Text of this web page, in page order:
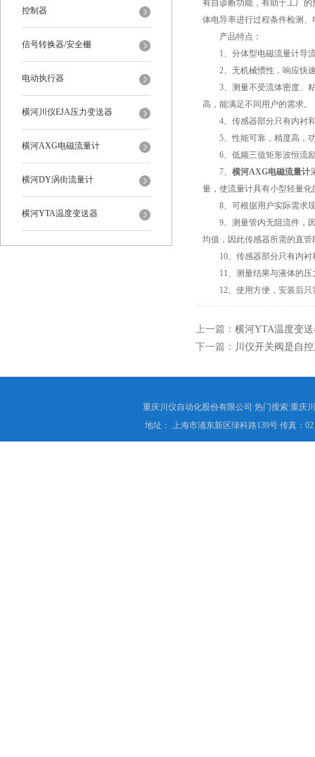
控制器
信号转换器/安全栅
电动执行器
横河川仪EJA压力变送器
横河AXG电磁流量计
横河DY涡街流量计
横河YTA温度变送器
有自诊断功能，有助于工厂
体电导率进行过程条件检测
产品特点：
1、分体型电磁流量计导流
2、无机械惯性，响应快速
3、测量不受流体密度、粘
高，能满足不同用户的需求。
4、传感器部分只有内衬和
5、性能可靠，精度高，功
6、低频三值矩形波恒流励
7、 横河AXG电磁流量计
量，使流量计具有小型轻量化
8、可根据用户实际需求现
9、测量管内无阻流件，因
均值，因此传感器所需的直
10、传感器部分只有内衬
11、测量结果与液体的压
12、使用方便，安装后只
上一篇： 横河YTA温度变
下一篇： 川仪开关阀是自
重庆川仪自动化股份有限公司 热门搜索:重庆
地址： 上海市浦东新区绿科路139号 传真：